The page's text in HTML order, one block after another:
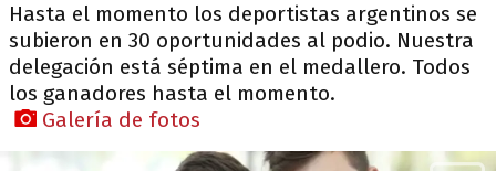
Hasta el momento los deportistas argentinos se
subieron en 30 oportunidades al podio. Nuestra
delegación está séptima en el medallero. Todos
los ganadores hasta el momento.
Galería de fotos